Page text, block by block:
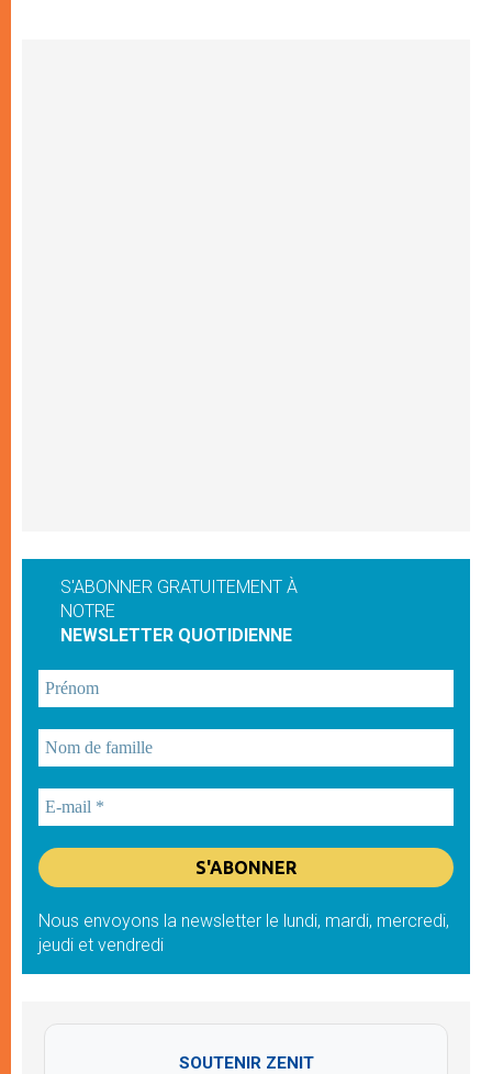
S'ABONNER GRATUITEMENT À
NOTRE
NEWSLETTER QUOTIDIENNE
Nous envoyons la newsletter le lundi, mardi, mercredi,
jeudi et vendredi
SOUTENIR ZENIT